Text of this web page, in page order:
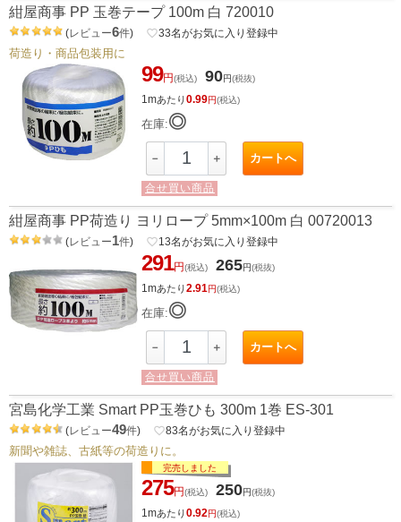
紺屋商事 PP 玉巻テープ 100m 白 720010
(レビュー6件) favorite_border33名がお気に入り登録中
荷造り・商品包装用に
99円(税込) 90円(税抜)
1mあたり0.99円(税込)
在庫:◎
－ ＋ カートへ
合せ買い商品
紺屋商事 PP荷造り ヨリロープ 5mm×100m 白 00720013
(レビュー1件) favorite_border13名がお気に入り登録中
291円(税込) 265円(税抜)
1mあたり2.91円(税込)
在庫:◎
－ ＋ カートへ
合せ買い商品
宮島化学工業 Smart PP玉巻ひも 300m 1巻 ES-301
(レビュー49件) favorite_border83名がお気に入り登録中
新聞や雑誌、古紙等の荷造りに。
完売しました
275円(税込) 250円(税抜)
1mあたり0.92円(税込)